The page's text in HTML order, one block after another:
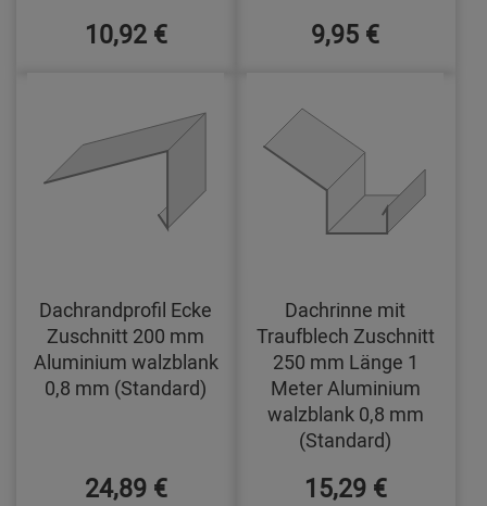
10,92 € 9,95 €
Dachrandprofil Ecke
Zuschnitt 200 mm
Aluminium walzblank
0,8 mm (Standard)
24,89 €
Dachrinne mit
Traufblech Zuschnitt
250 mm Länge 1
Meter Aluminium
walzblank 0,8 mm
(Standard)
15,29 €